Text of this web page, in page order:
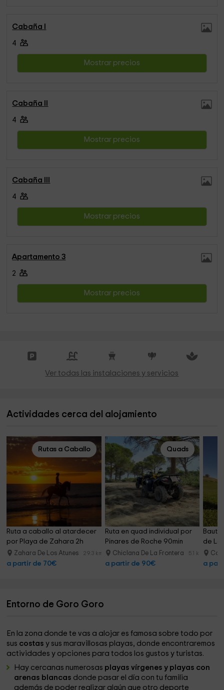
Cabaña I
4
Mostrar precios
Cabaña II
4
Mostrar precios
Cabaña III
4
Mostrar precios
Apartamento 3
2
Mostrar precios
Ver todas las instalaciones y servicios
Actividades cerca del alojamiento
Rutas a Caballo
Ruta a caballo al atardecer
por Playa de Zahara 2h
Zahara De Los Atunes 29.3 km
a partir de 70€
Quads
Ruta en quad individual por
Pinares de Roche 90min
Chiclana De La Frontera 5.1 km
a partir de 90€
de La
a
Entorno de Goro Goro
En la zona donde te vas a alojar es famosa sobre todo por
sus costas y sus maravillosas playas, donde encontraremos
actividades y opciones para todos los gustos y turistas.
Hay cercanas numerosas playas vírgenes y playas con
arenas blancas donde pasar el día con tu familia
además de poder realizar algún que otro deporte